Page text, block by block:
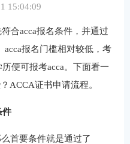
15:04:09
合acca报名条件，并通过
acca报名门槛相对较低，考
便可报考acca。下面看一
ACCA证书申请流程。
件
首要条件就是通过了